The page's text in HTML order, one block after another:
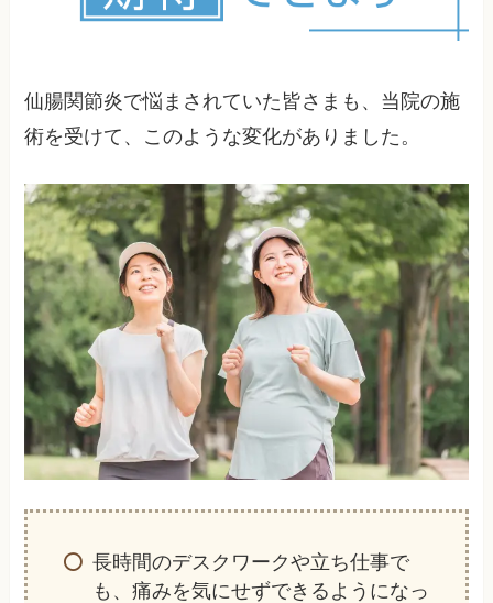
ーションを取りながら安全な施術を行います。
仙腸関節炎で悩まされていた皆さまも、当院の施
術を受けて、このような変化がありました。
長時間のデスクワークや立ち仕事で
も、痛みを気にせずできるようになっ